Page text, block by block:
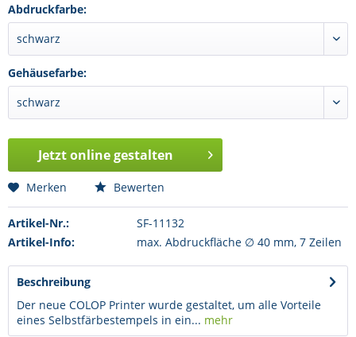
Abdruckfarbe:
Gehäusefarbe:
Jetzt online gestalten
Merken Bewerten
Artikel-Nr.:
SF-11132
Artikel-Info:
max. Abdruckfläche ∅ 40 mm, 7 Zeilen
Beschreibung
Der neue COLOP Printer wurde gestaltet, um alle Vorteile
eines Selbstfärbestempels in ein... mehr